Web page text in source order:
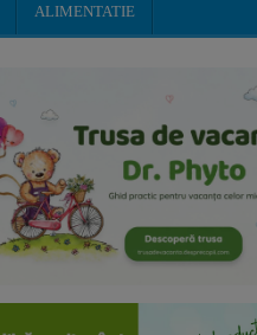
ALIMENTATIE